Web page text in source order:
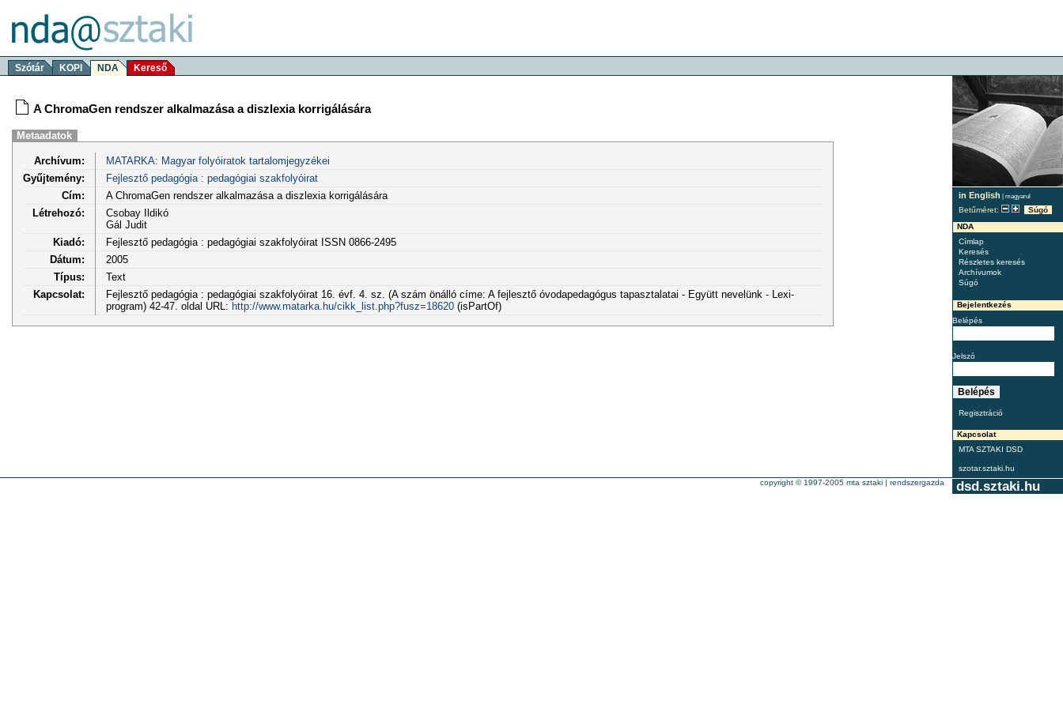
Szótár KOPI NDA Kereső
in English | magyarul
Betűméret:
Súgó
NDA
Címlap
Keresés
Részletes keresés
Archívumok
Súgó
Bejelentkezés
Belépés
Jelszó
Regisztráció
Kapcsolat
MTA SZTAKI DSD
szotar.sztaki.hu
A ChromaGen rendszer alkalmazása a diszlexia korrigálására
Metaadatok
Archívum:
MATARKA: Magyar folyóiratok tartalomjegyzékei
Gyűjtemény:
Fejlesztő pedagógia : pedagógiai szakfolyóirat
Cím:
A ChromaGen rendszer alkalmazása a diszlexia korrigálására
Létrehozó:
Csobay Ildikó
Gál Judit
Kiadó:
Fejlesztő pedagógia : pedagógiai szakfolyóirat ISSN 0866-2495
Dátum:
2005
Típus:
Text
Kapcsolat:
Fejlesztő pedagógia : pedagógiai szakfolyóirat 16. évf. 4. sz. (A szám önálló címe: A fejlesztő óvodapedagógus tapasztalatai - Együtt nevelünk - Lexi-
program) 42-47. oldal URL: http://www.matarka.hu/cikk_list.php?fusz=18620(isPartOf)
dsd.sztaki.hu
copyright © 1997-2005 mta sztaki | rendszergazda